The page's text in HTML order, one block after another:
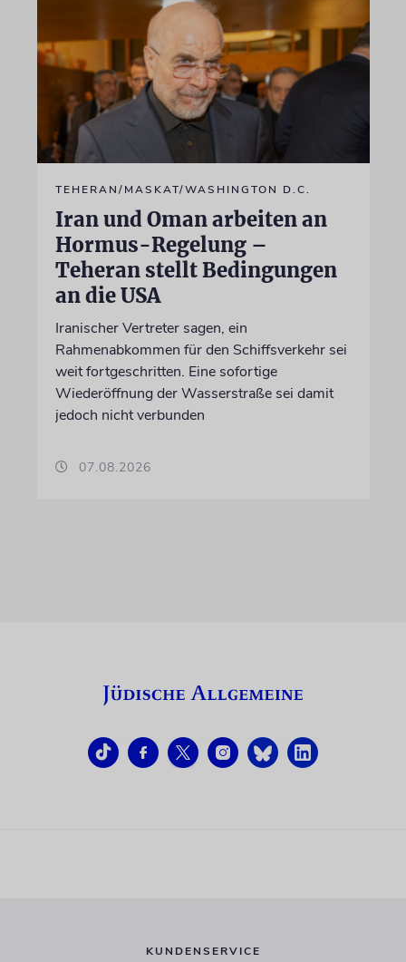
TEHERAN/MASKAT/WASHINGTON D.C.
Iran und Oman arbeiten an
Hormus-Regelung –
Teheran stellt Bedingungen
an die USA
Iranischer Vertreter sagen, ein
Rahmenabkommen für den Schiffsverkehr sei
weit fortgeschritten. Eine sofortige
Wiederöffnung der Wasserstraße sei damit
jedoch nicht verbunden
07.08.2026
KUNDENSERVICE